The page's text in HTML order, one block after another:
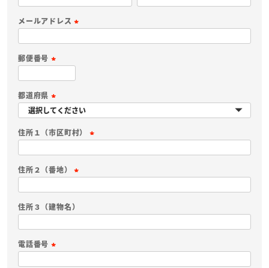
)
須
)
メールアドレス
須
)
郵便番号
須
)
都道府県
(
必
須
)
住所１（市区町村）
須
)
住所２（番地）
必
須
)
住所３（建物名）
電話番号